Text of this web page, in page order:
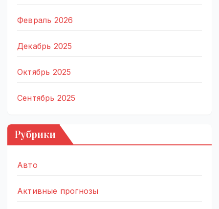
Февраль 2026
Декабрь 2025
Октябрь 2025
Сентябрь 2025
Рубрики
Авто
Активные прогнозы